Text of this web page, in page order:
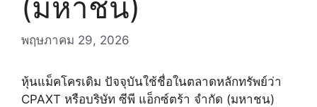
(มหาชน)
พฤษภาคม 29, 2026
หุ้นแม็คโครเดิม ปัจจุบันใช้ชื่อในตลาดหลักทรัพย์ว่า
CPAXT หรือบริษัท ซีพี แอ็กซ์ตร้า จำกัด (มหาชน)